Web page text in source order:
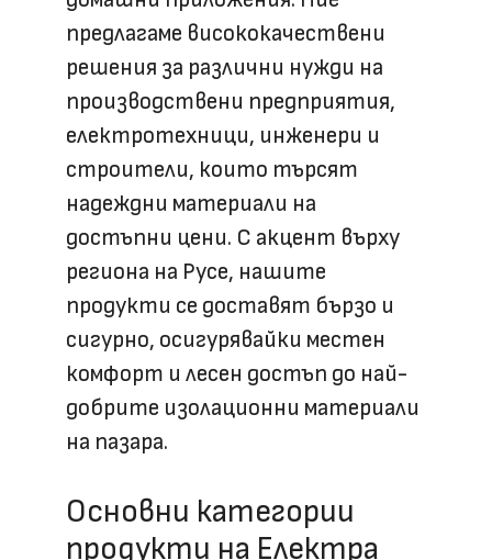
предлагаме висококачествени
решения за различни нужди на
производствени предприятия,
електротехници, инженери и
строители, които търсят
надеждни материали на
достъпни цени. С акцент върху
региона на Русе, нашите
продукти се доставят бързо и
сигурно, осигурявайки местен
комфорт и лесен достъп до най-
добрите изолационни материали
на пазара.
Основни категории
продукти на Електра